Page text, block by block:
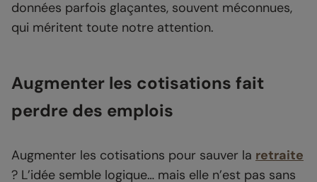
données parfois glaçantes, souvent méconnues,
qui méritent toute notre attention.
Augmenter les cotisations fait
perdre des emplois
Augmenter les cotisations pour sauver la retraite
? L’idée semble logique… mais elle n’est pas sans